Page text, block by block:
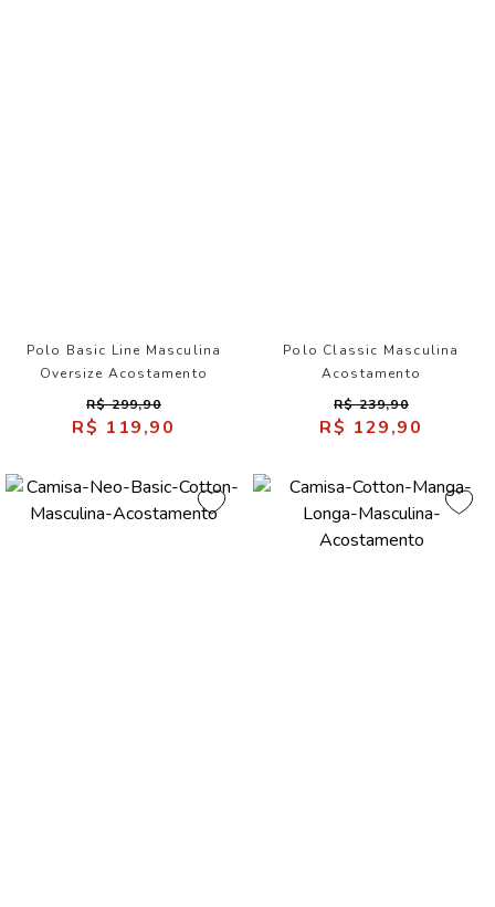
Polo Basic Line Masculina
Oversize Acostamento
R$ 299,90
R$ 119,90
Polo Classic Masculina
Acostamento
R$ 239,90
R$ 129,90